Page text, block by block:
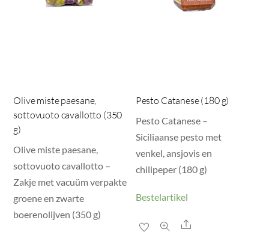
Olive miste paesane,
sottovuoto cavallotto (350
g)
Olive miste paesane,
sottovuoto cavallotto –
Zakje met vacuüm verpakte
groene en zwarte
boerenolijven (350 g)
Pesto Catanese (180 g)
Pesto Catanese –
Siciliaanse pesto met
venkel, ansjovis en
chilipeper (180 g)
Bestelartikel
Share